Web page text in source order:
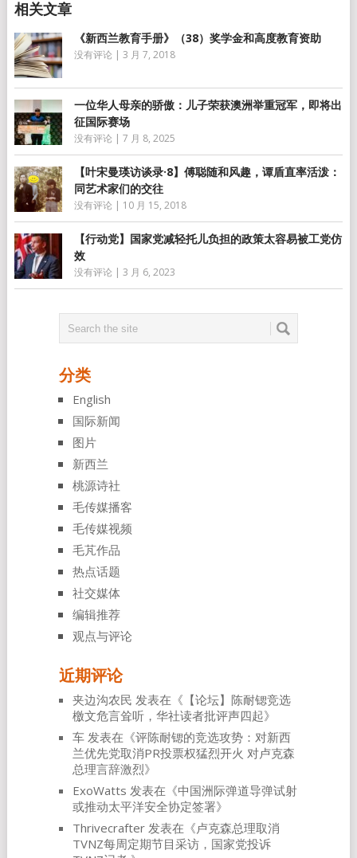
《新西兰教育手册》（38）奖学金和高度教育资助
没有评论 | 3 月 7, 2018
一位华人母亲的骄傲：儿子荣获澳洲举重冠军，即将出
征国际赛场
没有评论 | 7 月 8, 2025
【叶宋曼瑛访谈录·8】傅聪随和风趣，谭盾直率活泼：
同艺术家们的交往
没有评论 | 10 月 15, 2018
【行动党】国家党减轻托儿负担的政策太容易被工党仿
效
没有评论 | 3 月 6, 2023
分类
English
国际新闻
图片
新西兰
桃源诗社
毛传媒播客
毛传媒视频
毛芃作品
热点话题
社交媒体
编辑推荐
观点与评论
近期评论
夹边沟农民 发表在《 【论坛】陈耐锶竞选
檄文危言耸听，华社读者批评声四起》
车发表在《评陈耐锶的竞选攻势：对新西
兰优先党取消PR投票权猛烈开火 对卢克森
总理言辞激烈》
ExoWatts 发表在《中国洲际弹道导弹试射
或推动太平洋安全协定签署》
Thrivecrafter发表在《卢克森总理取消
TVNZ每周定期节目采访，国家党投诉